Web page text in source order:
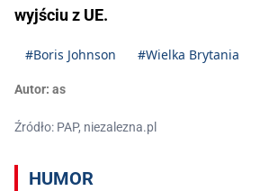
wyjściu z UE.
#Boris Johnson #Wielka Brytania
Autor: as
Źródło: PAP, niezalezna.pl
HUMOR